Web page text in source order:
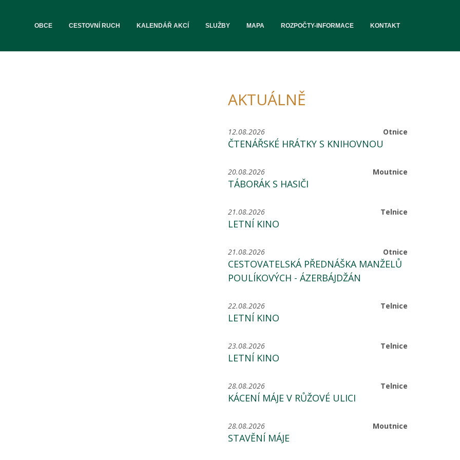
OBCE CESTOVNÍ RUCH KALENDÁŘ AKCÍ SLUŽBY MAPA ROZPOČTY-INFORMACE KONTAKT
AKTUÁLNĚ
Otnice
12.08.2026
ČTENÁŘSKÉ HRÁTKY S KNIHOVNOU
Moutnice
20.08.2026
TÁBORÁK S HASIČI
Telnice
21.08.2026
LETNÍ KINO
Otnice
21.08.2026
CESTOVATELSKÁ PŘEDNÁŠKA MANŽELŮ
POULÍKOVÝCH - ÁZERBÁJDŽÁN
Telnice
22.08.2026
LETNÍ KINO
Telnice
23.08.2026
LETNÍ KINO
Telnice
28.08.2026
KÁCENÍ MÁJE V RŮŽOVÉ ULICI
Moutnice
28.08.2026
STAVĚNÍ MÁJE